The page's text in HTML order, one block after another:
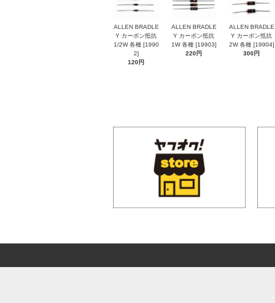
ALLEN BRADLE
Y カーボン抵抗
1/2W 各種 [1990
2]
120円
ALLEN BRADLE
Y カーボン抵抗
1W 各種 [19903]
220円
ALLEN BRADLE
Y カーボン抵抗
2W 各種 [19904]
300円